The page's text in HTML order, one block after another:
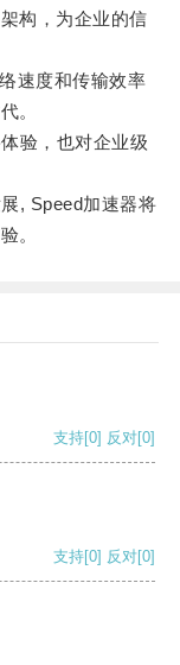
构，为企业的信
速度和传输效率
。
验，也对企业级
, Speed加速器将
。
支持[0] 反对[0]
支持[0] 反对[0]